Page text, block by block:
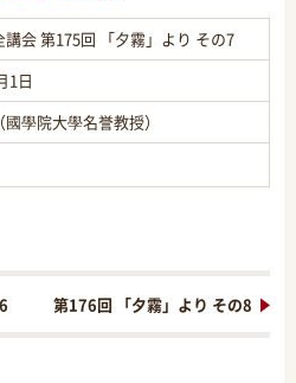
会 第175回 「夕霧」より その7
1日
學院大學名誉教授）
第176回 「夕霧」より その8